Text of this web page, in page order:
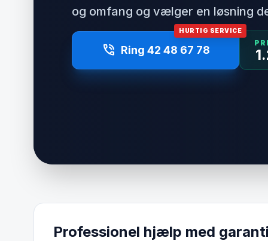
og omfang og vælger en løsning
HURTIG SERVICE
phone_in_talk Ring 42 48 67 78
Professionel hjælp med garanti